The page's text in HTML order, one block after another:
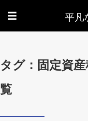
☰ 平凡
タグ：固定資
覧